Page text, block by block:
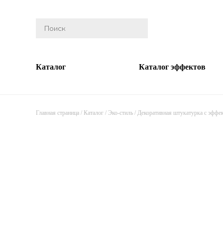
Каталог Каталог эффектов
Главная страница / Каталог / Эко-стиль / Декоративная штукатурка с